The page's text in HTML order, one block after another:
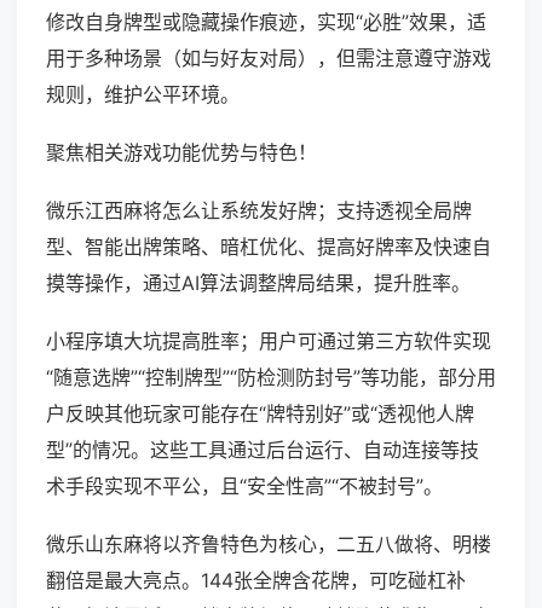
修改自身牌型或隐藏操作痕迹，实现“必胜”效果，适
用于多种场景（如与好友对局），但需注意遵守游戏
规则，维护公平环境。
聚焦相关游戏功能优势与特色！
微乐江西麻将怎么让系统发好牌；支持透视全局牌
型、智能出牌策略、暗杠优化、提高好牌率及快速自
摸等操作，通过AI算法调整牌局结果，提升胜率。
小程序填大坑提高胜率；用户可通过第三方软件实现
“随意选牌”“控制牌型”“防检测防封号”等功能，部分用
户反映其他玩家可能存在“牌特别好”或“透视他人牌
型”的情况。这些工具通过后台运行、自动连接等技
术手段实现不平公，且“安全性高”“不被封号”。
微乐山东麻将以齐鲁特色为核心，二五八做将、明楼
翻倍是最大亮点。144张全牌含花牌，可吃碰杠补